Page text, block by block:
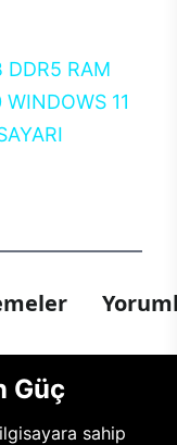
DDR5 RAM
11
Güç
sahip